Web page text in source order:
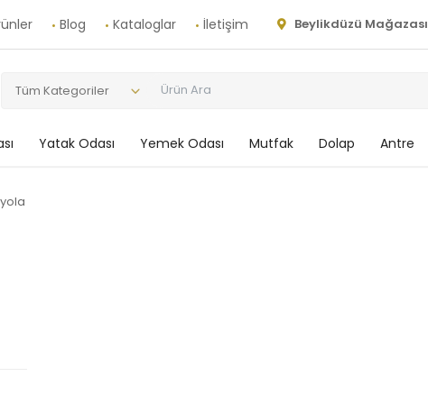
Blog Kataloglar İletişim Beylikdüzü Mağazası
Tüm Kategoriler
Yatak Odası Yemek Odası Mutfak Dolap Antre